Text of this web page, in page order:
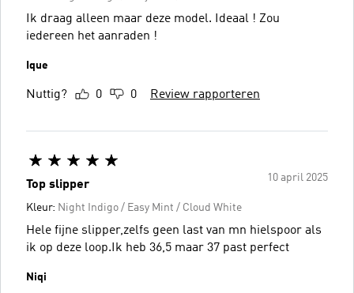
Ik draag alleen maar deze model. Ideaal ! Zou
iedereen het aanraden !
Ique
Nuttig? 0 0 Review rapporteren
10 april 2025
Top slipper
Kleur: Night Indigo / Easy Mint / Cloud White
Hele fijne slipper,zelfs geen last van mn hielspoor als
ik op deze loop.Ik heb 36,5 maar 37 past perfect
Niqi